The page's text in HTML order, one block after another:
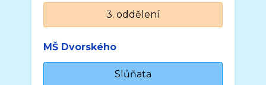
3. oddělení
MŠ Dvorského
Slůňata